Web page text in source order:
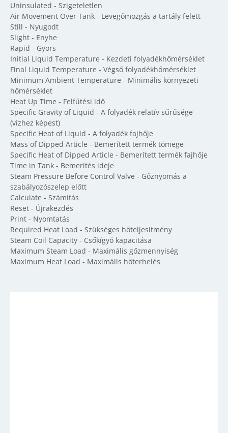
Uninsulated - Szigeteletlen
Air Movement Over Tank - Levegőmozgás a tartály felett
Still - Nyugodt
Slight - Enyhe
Rapid - Gyors
Initial Liquid Temperature - Kezdeti folyadékhőmérséklet
Final Liquid Temperature - Végső folyadékhőmérséklet
Minimum Ambient Temperature - Minimális környezeti
hőmérséklet
Heat Up Time - Felfűtési idő
Specific Gravity of Liquid - A folyadék relatív sűrűsége
(vízhez képest)
Specific Heat of Liquid - A folyadék fajhője
Mass of Dipped Article - Bemerített termék tömege
Specific Heat of Dipped Article - Bemerített termék fajhője
Time in Tank - Bemerítés ideje
Steam Pressure Before Control Valve - Gőznyomás a
szabályozószelep előtt
Calculate - Számítás
Reset - Újrakezdés
Print - Nyomtatás
Required Heat Load - Szükséges hőteljesítmény
Steam Coil Capacity - Csőkígyó kapacitása
Maximum Steam Load - Maximális gőzmennyiség
Maximum Heat Load - Maximális hőterhelés